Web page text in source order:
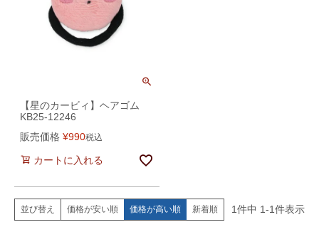
【星のカービィ】ヘアゴム
KB25-12246
販売価格 ¥990税込
カートに入れる
並び替え 価格が安い順 価格が高い順 新着順 1件中 1-1件表示